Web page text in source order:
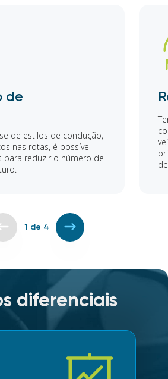
de
de estilos de condução,
nas rotas, é possível
para reduzir o número de
1 de 4
diferenciais